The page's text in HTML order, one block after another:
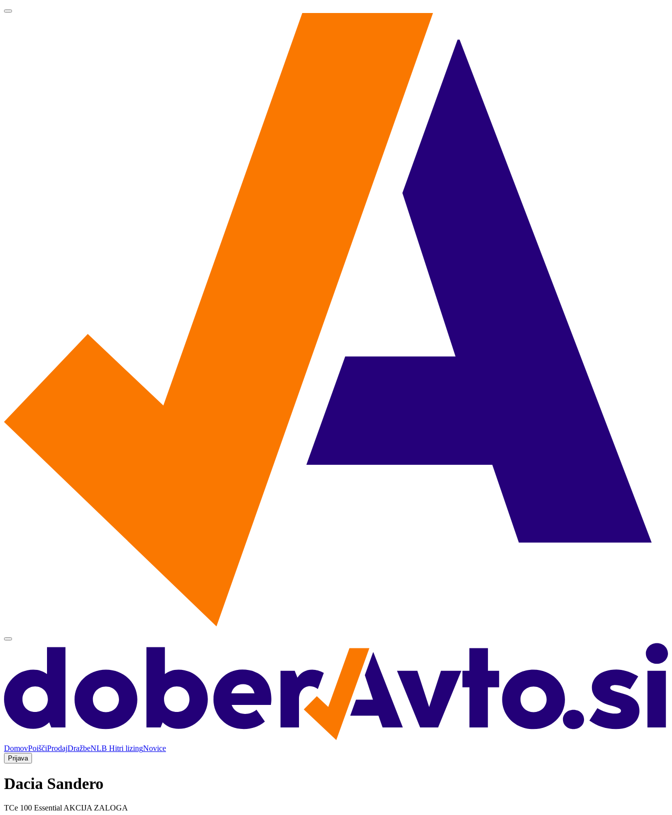
DomovPoiščiProdajDražbeNLB Hitri lizingNovice
Prijava
Dacia Sandero
TCe 100 Essential AKCIJA ZALOGA